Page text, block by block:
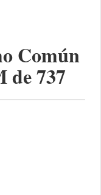
Común
de737